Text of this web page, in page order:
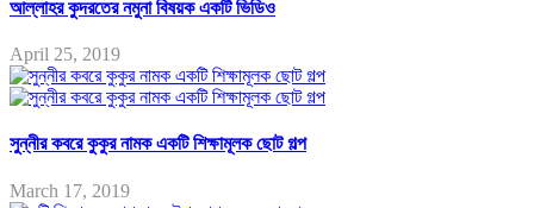
আল্লাহর কুদরতের নমুনা বিষয়ক একটি ভিডিও
April 25, 2019
সুন্নীর কবরে কুকুর নামক একটি শিক্ষামূলক ছোট গল্প
March 17, 2019